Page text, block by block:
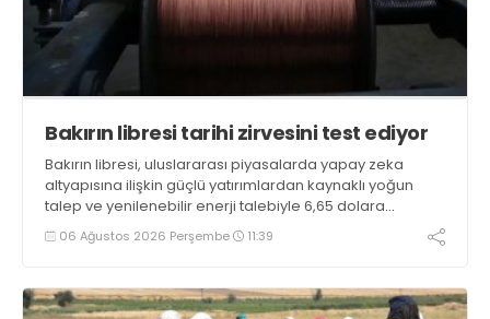
Bakırın libresi tarihi zirvesini test ediyor
Bakırın libresi, uluslararası piyasalarda yapay zeka
altyapısına ilişkin güçlü yatırımlardan kaynaklı yoğun
talep ve yenilenebilir enerji talebiyle 6,65 dolara
ulaşarak tarihi zirvesini test ediyor
06 Ağustos 2026 Perşembe 11:39